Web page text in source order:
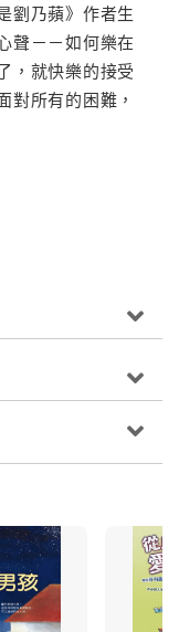
劉乃蘋》作者生
聲－－如何樂在
，就快樂的接受
對所有的困難，
穩若泰山，她的
百川，她寫了八
城堡的公
天使心》、《美
麗的照片、編織
中大學校園穿
小平